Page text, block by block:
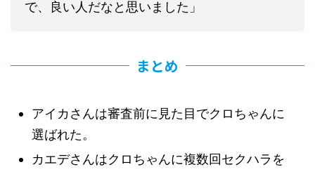
で、良い人だなと思いました」
まとめ
アイカさんは審査前に見た目でクロちゃんに
選ばれた。
カエデさんはクロちゃんに複数回セクハラを